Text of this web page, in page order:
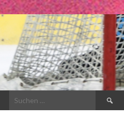
Suchen
nach: